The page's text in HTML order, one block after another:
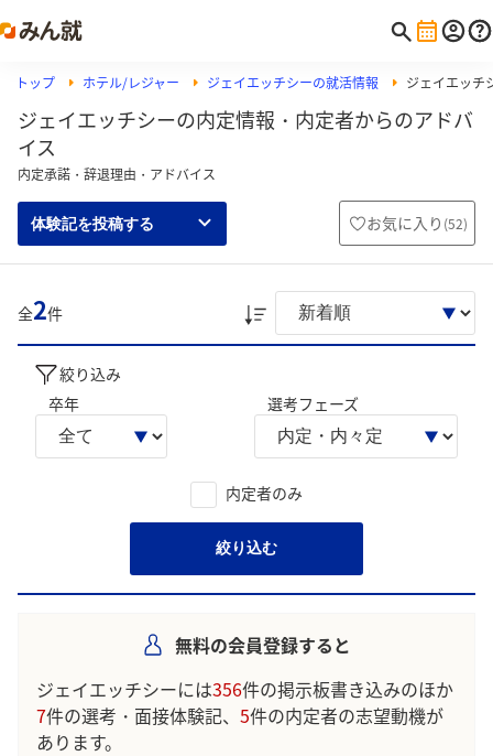
トップ ホテル/レジャー ジェイエッチシーの就活情報 ジェイエッチ
ジェイエッチシーの内定情報・内定者からのアドバ
イス
内定承諾・辞退理由・アドバイス
体験記を投稿する お気に入り (52)
全2件
絞り込み
卒年
選考フェーズ
内定者のみ
絞り込む
無料の会員登録すると
ジェイエッチシーには356件の掲示板書き込みのほか
7件の選考・面接体験記、 5件の内定者の志望動機が
あります。